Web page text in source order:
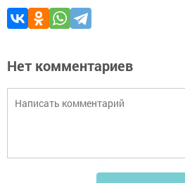
Нет комментариев